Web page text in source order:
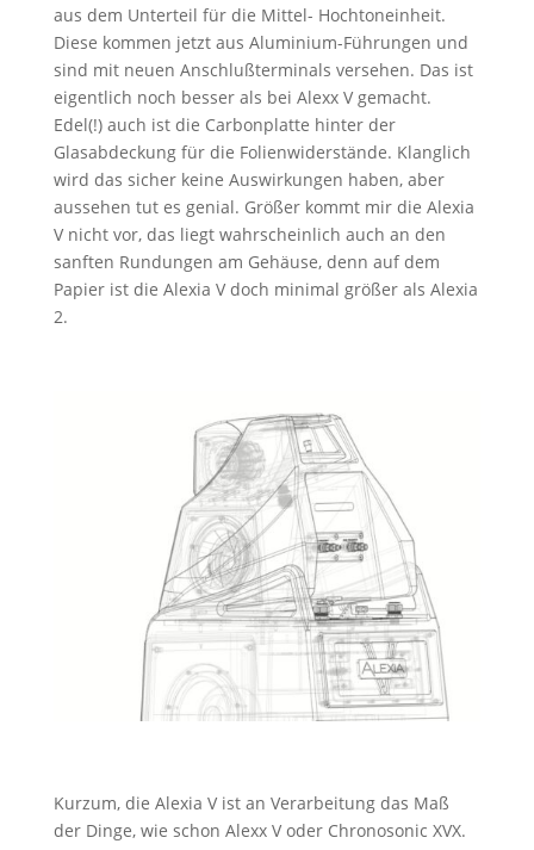
aus dem Unterteil für die Mittel- Hochtoneinheit.
Diese kommen jetzt aus Aluminium-Führungen und
sind mit neuen Anschlußterminals versehen. Das ist
eigentlich noch besser als bei Alexx V gemacht.
Edel(!) auch ist die Carbonplatte hinter der
Glasabdeckung für die Folienwiderstände. Klanglich
wird das sicher keine Auswirkungen haben, aber
aussehen tut es genial. Größer kommt mir die Alexia
V nicht vor, das liegt wahrscheinlich auch an den
sanften Rundungen am Gehäuse, denn auf dem
Papier ist die Alexia V doch minimal größer als Alexia
2.
Kurzum, die Alexia V ist an Verarbeitung das Maß
der Dinge, wie schon Alexx V oder Chronosonic XVX.